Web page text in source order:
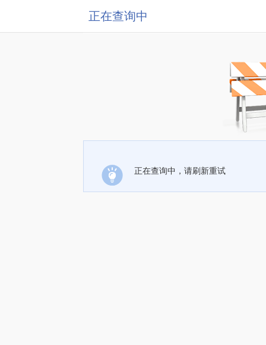
正在查询中
正在查询中，请刷新重试